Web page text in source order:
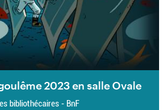
2023 en salle Ovale
bibliothécaires - BnF